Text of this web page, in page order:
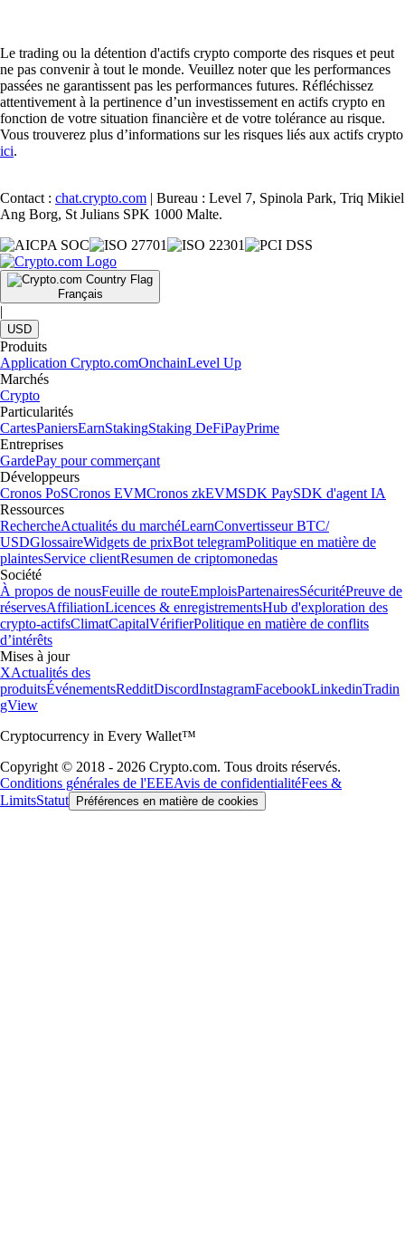
Le trading ou la détention d'actifs crypto comporte des risques et peut
ne pas convenir à tout le monde. Veuillez noter que les performances
passées ne garantissent pas les performances futures. Réfléchissez
attentivement à la pertinence d’un investissement en actifs crypto en
fonction de votre situation financière et de votre tolérance au risque.
Vous trouverez plus d’informations sur les risques liés aux actifs crypto
ici.
Contact : chat.crypto.com | Bureau : Level 7, Spinola Park, Triq Mikiel
Ang Borg, St Julians SPK 1000 Malte.
Français
|
USD
Produits
Application Crypto.comOnchainLevel Up
Marchés
Crypto
Particularités
CartesPaniersEarnStakingStaking DeFiPayPrime
Entreprises
GardePay pour commerçant
Développeurs
Cronos PoSCronos EVMCronos zkEVMSDK PaySDK d'agent IA
Ressources
RechercheActualités du marchéLearnConvertisseur BTC/
USDGlossaireWidgets de prixBot telegramPolitique en matière de
plaintesService clientResumen de criptomonedas
Société
À propos de nousFeuille de routeEmploisPartenairesSécuritéPreuve de
réservesAffiliationLicences & enregistrementsHub d'exploration des
crypto-actifsClimatCapitalVérifierPolitique en matière de conflits
d’intérêts
Mises à jour
XActualités des
produitsÉvénementsRedditDiscordInstagramFacebookLinkedinTradin
gView
Cryptocurrency in Every Wallet™
Copyright © 2018 - 2026 Crypto.com. Tous droits réservés.
Conditions générales de l'EEEAvis de confidentialitéFees &
LimitsStatut Préférences en matière de cookies